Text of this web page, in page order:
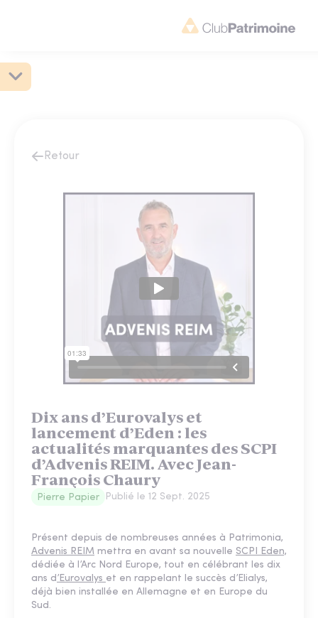
Retour
Dix ans d’Eurovalys et
lancement d’Eden : les
actualités marquantes des SCPI
d’Advenis REIM. Avec Jean-
François Chaury
Pierre Papier Publié le 12 Sept. 2025
Présent depuis de nombreuses années à Patrimonia,
Advenis REIM mettra en avant sa nouvelle SCPI Eden,
dédiée à l’Arc Nord Europe, tout en célébrant les dix
ans d’Eurovalys et en rappelant le succès d’Elialys,
déjà bien installée en Allemagne et en Europe du
Sud.